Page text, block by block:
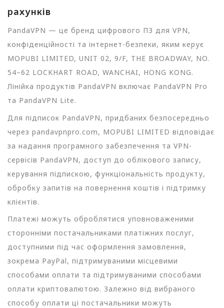
рахунків
PandaVPN — це бренд цифрового ПЗ для VPN,
конфіденційності та інтернет-безпеки, яким керує
MOPUBI LIMITED, UNIT 02, 9/F, THE BROADWAY, NO.
54–62 LOCKHART ROAD, WANCHAI, HONG KONG.
Лінійка продуктів PandaVPN включає PandaVPN Pro
та PandaVPN Lite.
Для підписок PandaVPN, придбаних безпосередньо
через pandavpnpro.com, MOPUBI LIMITED відповідає
за надання програмного забезпечення та VPN-
сервісів PandaVPN, доступ до облікового запису,
керування підпискою, функціональність продукту,
обробку запитів на повернення коштів і підтримку
клієнтів.
Платежі можуть оброблятися уповноваженими
сторонніми постачальниками платіжних послуг,
доступними під час оформлення замовлення,
зокрема PayPal, підтримуваними місцевими
способами оплати та підтримуваними способами
оплати криптовалютою. Залежно від вибраного
способу оплати ці постачальники можуть